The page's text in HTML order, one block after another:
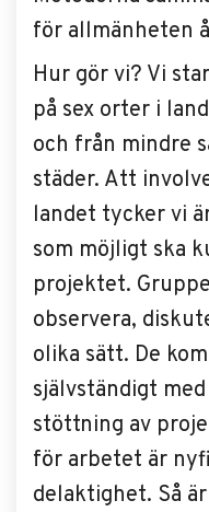
för allmänheten
Hur gör vi? Vi
på sex orter i
och från mindre
städer. Att
landet tycker vi
som möjligt ska
projektet.
observera,
olika sätt. De
självständigt
stöttning av
för arbetet är
delaktighet. Så